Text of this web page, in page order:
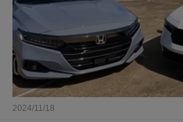
2024/11/18